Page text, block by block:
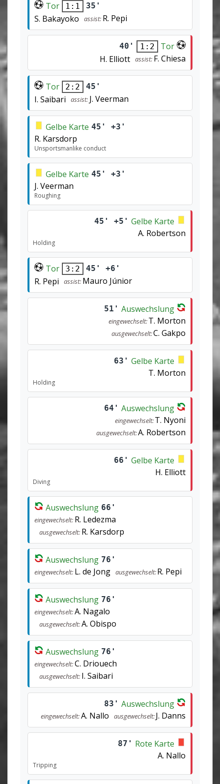
Tor 1:1 35'
S. Bakayoko assist: R. Pepi
40' 1:2
Tor
H. Elliott assist: F. Chiesa
Tor 2:2 45'
I. Saibari assist: J. Veerman
Gelbe Karte 45' +3'
R. Karsdorp
Unsportsmanlike conduct
Gelbe Karte 45' +3'
J. Veerman
Roughing
45' +5' Gelbe Karte
A. Robertson
Holding
Tor 3:2 45' +6'
R. Pepi assist: Mauro Júnior
51' Auswechslung
eingewechselt:T. Morton
ausgewechselt:C. Gakpo
63' Gelbe Karte
T. Morton
Holding
64' Auswechslung
eingewechselt:T. Nyoni
ausgewechselt:A. Robertson
66' Gelbe Karte
H. Elliott
Diving
Auswechslung 66'
eingewechselt: R. Ledezma
ausgewechselt: R. Karsdorp
Auswechslung 76'
eingewechselt: L. de Jong ausgewechselt:R. Pepi
Auswechslung 76'
eingewechselt:A. Nagalo
ausgewechselt:A. Obispo
Auswechslung 76'
eingewechselt:C. Driouech
ausgewechselt: I. Saibari
83' Auswechslung
eingewechselt:A. Nallo ausgewechselt:J. Danns
87' Rote Karte
A. Nallo
Tripping